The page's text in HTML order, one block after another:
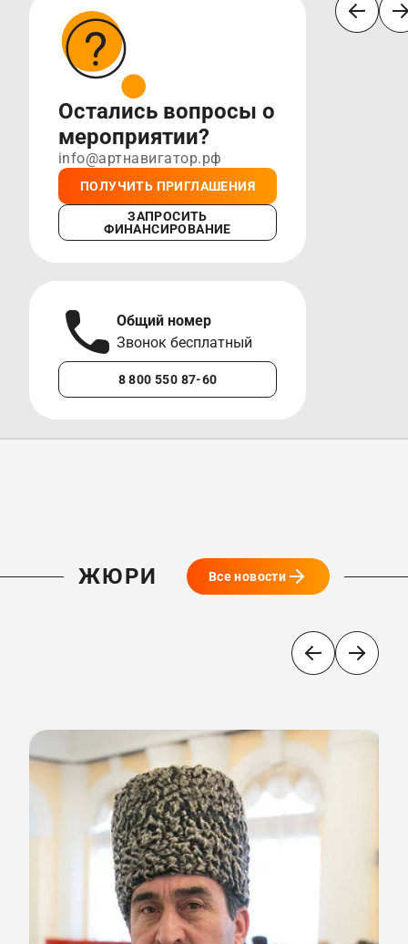
Остались вопросы о
мероприятии?
info@артнавигатор.рф
ПОЛУЧИТЬ ПРИГЛАШЕНИЯ
ЗАПРОСИТЬ
ФИНАНСИРОВАНИЕ
Общий номер
Звонок бесплатный
8 800 550 87-60
ЖЮРИ Все новости